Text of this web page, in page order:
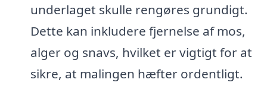
underlaget skulle rengøres grundigt.
Dette kan inkludere fjernelse af mos,
alger og snavs, hvilket er vigtigt for at
sikre, at malingen hæfter ordentligt.